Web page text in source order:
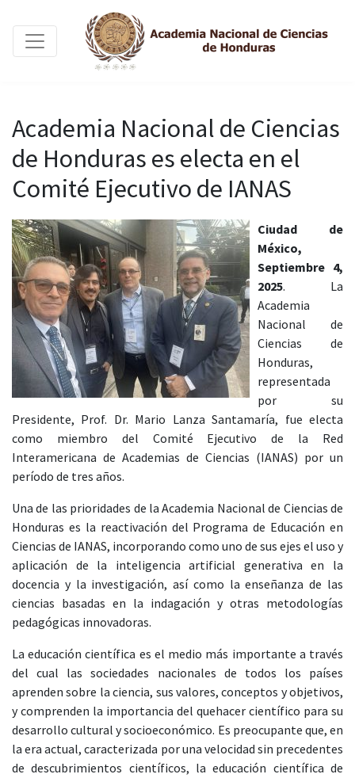
Academia Nacional de Ciencias
de Honduras es electa en el
Comité Ejecutivo de IANAS
Ciudad de
México,
Septiembre 4,
2025. La
Academia
Nacional de
Ciencias de
Honduras,
representada
por su
Presidente, Prof. Dr. Mario Lanza Santamaría, fue electa
como miembro del Comité Ejecutivo de la Red
Interamericana de Academias de Ciencias (IANAS) por un
período de tres años.
Una de las prioridades de la Academia Nacional de Ciencias de
Honduras es la reactivación del Programa de Educación en
Ciencias de IANAS, incorporando como uno de sus ejes el uso y
aplicación de la inteligencia artificial generativa en la
docencia y la investigación, así como la enseñanza de las
ciencias basadas en la indagación y otras metodologías
pedagógicas innovadoras.
La educación científica es el medio más importante a través
del cual las sociedades nacionales de todos los países
aprenden sobre la ciencia, sus valores, conceptos y objetivos,
y comprenden la importancia del quehacer científico para su
desarrollo cultural y socioeconómico. Es preocupante que, en
la era actual, caracterizada por una velocidad sin precedentes
de descubrimientos científicos, la educación científica de